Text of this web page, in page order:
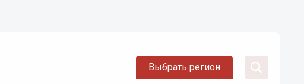
Выбрать регион